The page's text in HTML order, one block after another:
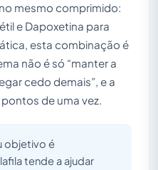
mesmo comprimido:
e Dapoxetina para
esta combinação é
não é só “manter a
cedo demais”, e a
de uma vez.
objetivo é
tende a ajudar